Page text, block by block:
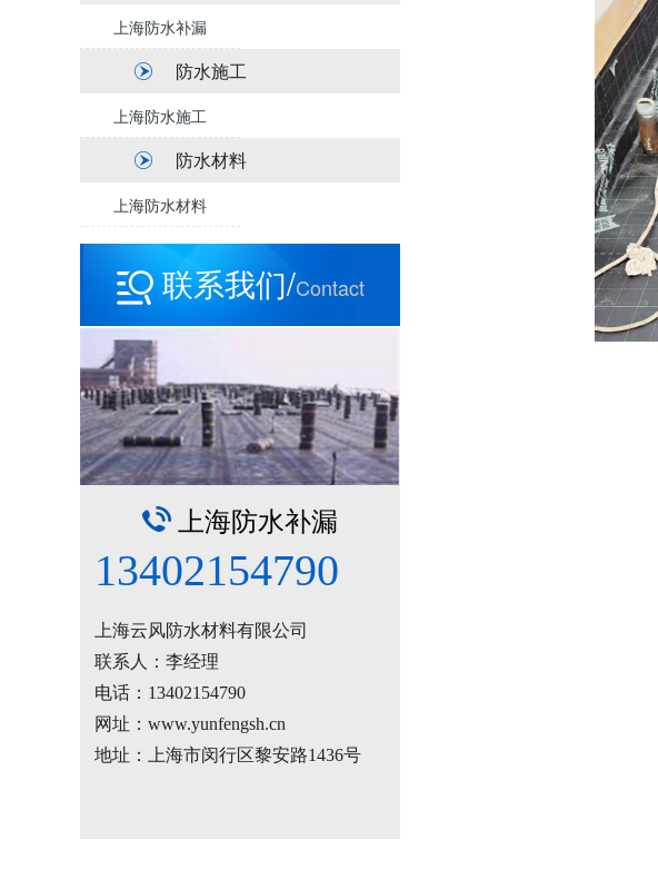
上海防水补漏
防水施工
上海防水施工
防水材料
上海防水材料
联系我们/Contact
上海防水补漏
13402154790
上海云风防水材料有限公司
联系人：李经理
电话： 13402154790
网址：www.yunfengsh.cn
地址：上海市闵行区黎安路1436号